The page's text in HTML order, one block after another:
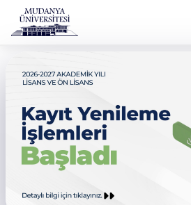
Rehber
Semineri